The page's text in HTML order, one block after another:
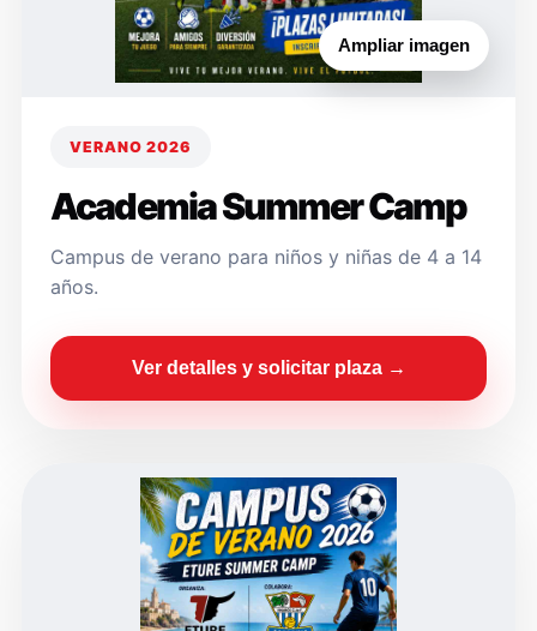
Ampliar imagen
VERANO 2026
Academia Summer Camp
Campus de verano para niños y niñas de 4 a 14
años.
Ver detalles y solicitar plaza →